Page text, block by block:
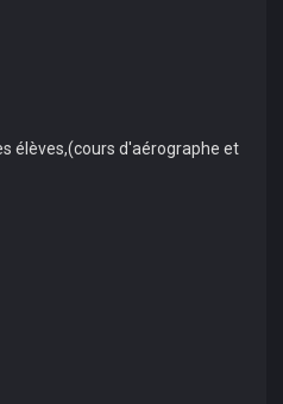
élèves,(cours d'aérographe et